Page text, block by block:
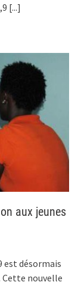
[...]
aux jeunes
est désormais
Cette nouvelle